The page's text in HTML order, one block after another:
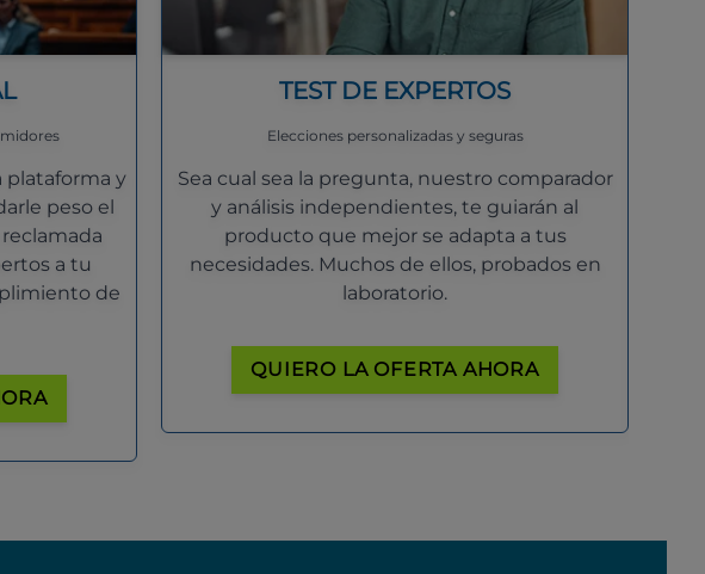
plataforma y
peso el
a tu
de
TEST DE EXPERTOS
Elecciones personalizadas y seguras
Sea cual sea la pregunta, nuestro comparador
y análisis independientes, te guiarán al
producto que mejor se adapta a tus
necesidades. Muchos de ellos, probados en
laboratorio.
QUIERO LA OFERTA AHORA